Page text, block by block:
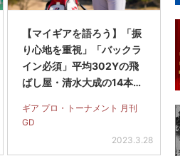
【マイギアを語ろう】「振
り心地を重視」「バックラ
イン必須」平均302Yの飛
ばし屋・清水大成の14本セ
ギア プロ・トーナメント 月刊
GD
2023.3.28